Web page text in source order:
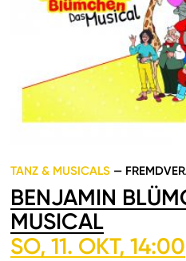
TANZ & MUSICALS —
BENJAMIN
MUSICAL
SO, 11. OKT, 14:00